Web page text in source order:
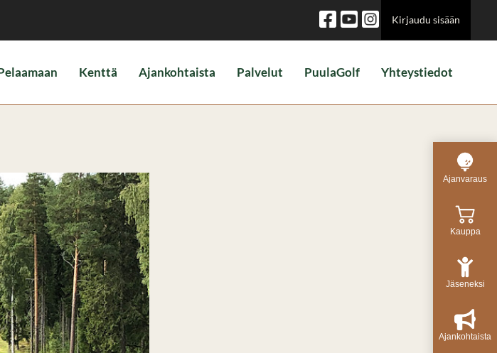
Kirjaudu sisään
Kenttä Ajankohtaista Palvelut PuulaGolf Yhteystiedot
Ajanvaraus
Kauppa
Jäseneksi
Ajankohtaista